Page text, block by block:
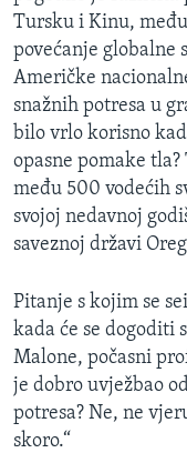
ŽENSKA STRANA
IZBJEGLIČKA
MAGAZIN
O GLASU AMERIKE
Learning English
PRATITE NAS
Jezici
Tursku i Kinu,
povećanje globalne
Američke
snažnih potresa u
bilo vrlo korisno
opasne pomake
među 500 vodećih
svojoj nedavnoj
saveznoj državi
Pitanje s kojim se
kada će se dogoditi
Malone, počasni
je dobro uvježbao
potresa? Ne, ne
skoro.“